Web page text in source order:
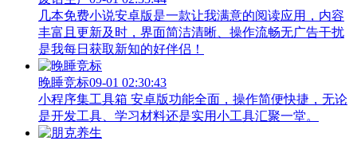
几本免费小说安卓版是一款让我满意的阅读应用，内容
丰富且更新及时，界面简洁清晰、操作流畅无广告干扰
是我每日获取新知的好伴侣！
晚睡竞标09-01 02:30:43
小程序集工具箱 安卓版功能全面，操作简便快捷，无论
是开发工具、学习材料还是实用小工具汇聚一堂。